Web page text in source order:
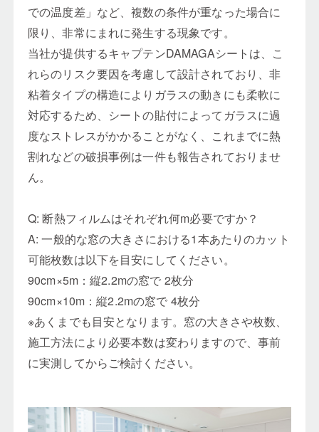
での温度差」など、複数の条件が重なった場合に
限り、非常にまれに発生する現象です。
当社が提供するキャプテンDAMAGAシートは、こ
れらのリスク要因を考慮して設計されており、非
粘着タイプの構造によりガラスの動きにも柔軟に
対応するため、シートの貼付によってガラスに過
度なストレスがかかることがなく、これまでに熱
割れなどの破損事例は一件も報告されておりませ
ん。
Q: 断熱フィルムはそれぞれ何m必要ですか？
A: 一般的な窓の大きさにおける1本あたりのカット
可能枚数は以下を目安にしてください。
90cm×5m：縦2.2mの窓で 2枚分
90cm×10m：縦2.2mの窓で 4枚分
※あくまでも目安となります。窓の大きさや枚数、
施工方法により必要本数は変わりますので、事前
に実測してからご検討ください。